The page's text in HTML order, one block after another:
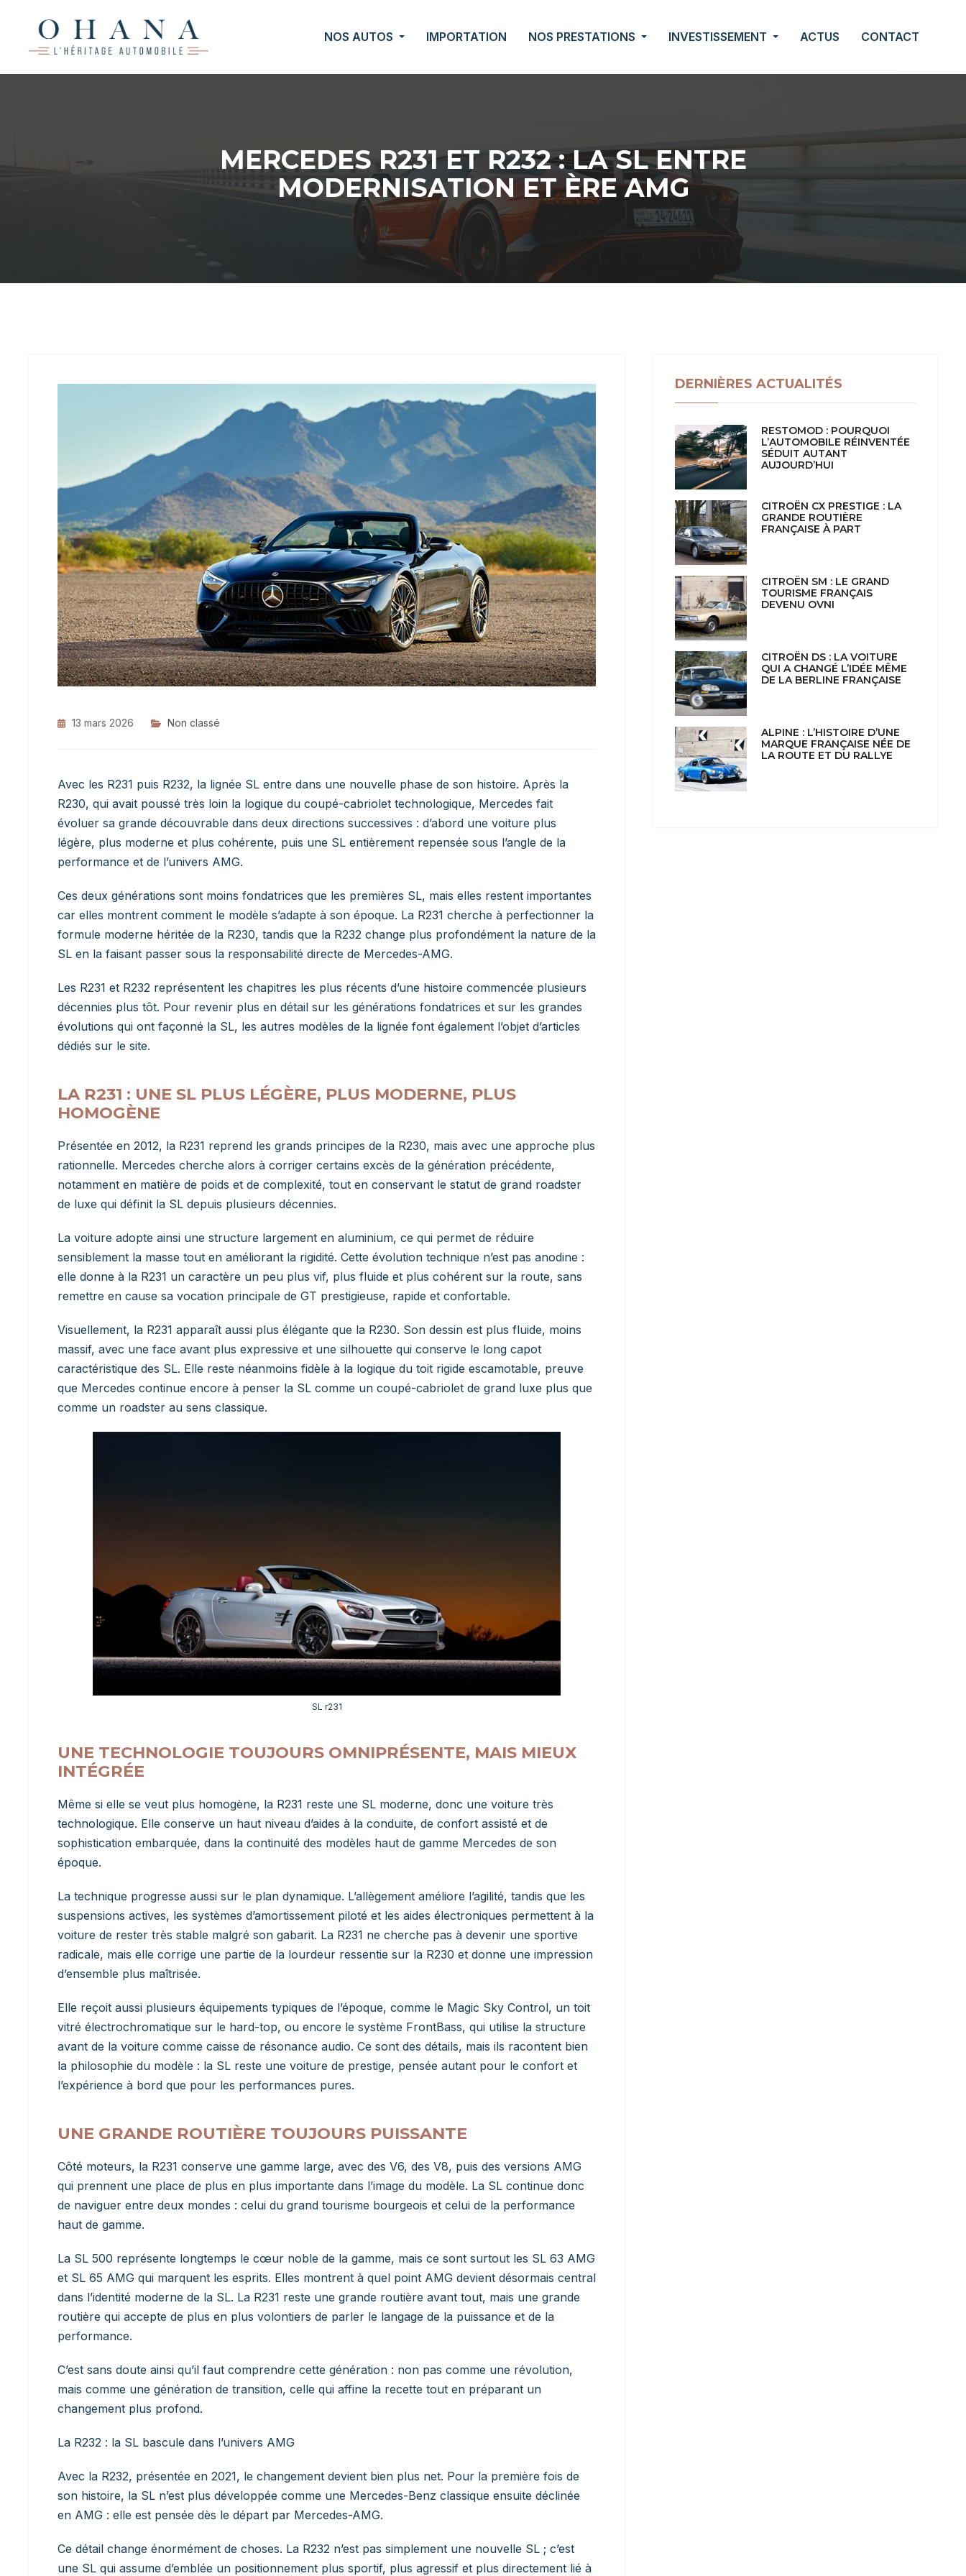
NOS AUTOS IMPORTATION NOS PRESTATIONS INVESTISSEMENT ACTUS CONTACT
MERCEDES R231 ET R232 : LA SL ENTRE
MODERNISATION ET ÈRE AMG
13 mars 2026 Non classé
Avec les R231 puis R232, la lignée SL entre dans une nouvelle phase de son histoire. Après la
R230, qui avait poussé très loin la logique du coupé-cabriolet technologique, Mercedes fait
évoluer sa grande découvrable dans deux directions successives : d’abord une voiture plus
légère, plus moderne et plus cohérente, puis une SL entièrement repensée sous l’angle de la
performance et de l’univers AMG.
Ces deux générations sont moins fondatrices que les premières SL, mais elles restent importantes
car elles montrent comment le modèle s’adapte à son époque. La R231 cherche à perfectionner la
formule moderne héritée de la R230, tandis que la R232 change plus profondément la nature de la
SL en la faisant passer sous la responsabilité directe de Mercedes-AMG.
Les R231 et R232 représentent les chapitres les plus récents d’une histoire commencée plusieurs
décennies plus tôt. Pour revenir plus en détail sur les générations fondatrices et sur les grandes
évolutions qui ont façonné la SL, les autres modèles de la lignée font également l’objet d’articles
dédiés sur le site.
LA R231 : UNE SL PLUS LÉGÈRE, PLUS MODERNE, PLUS
HOMOGÈNE
Présentée en 2012, la R231 reprend les grands principes de la R230, mais avec une approche plus
rationnelle. Mercedes cherche alors à corriger certains excès de la génération précédente,
notamment en matière de poids et de complexité, tout en conservant le statut de grand roadster
de luxe qui définit la SL depuis plusieurs décennies.
La voiture adopte ainsi une structure largement en aluminium, ce qui permet de réduire
sensiblement la masse tout en améliorant la rigidité. Cette évolution technique n’est pas anodine :
elle donne à la R231 un caractère un peu plus vif, plus fluide et plus cohérent sur la route, sans
remettre en cause sa vocation principale de GT prestigieuse, rapide et confortable.
Visuellement, la R231 apparaît aussi plus élégante que la R230. Son dessin est plus fluide, moins
massif, avec une face avant plus expressive et une silhouette qui conserve le long capot
caractéristique des SL. Elle reste néanmoins fidèle à la logique du toit rigide escamotable, preuve
que Mercedes continue encore à penser la SL comme un coupé-cabriolet de grand luxe plus que
comme un roadster au sens classique.
SL r231
UNE TECHNOLOGIE TOUJOURS OMNIPRÉSENTE, MAIS MIEUX
INTÉGRÉE
Même si elle se veut plus homogène, la R231 reste une SL moderne, donc une voiture très
technologique. Elle conserve un haut niveau d’aides à la conduite, de confort assisté et de
sophistication embarquée, dans la continuité des modèles haut de gamme Mercedes de son
époque.
La technique progresse aussi sur le plan dynamique. L’allègement améliore l’agilité, tandis que les
suspensions actives, les systèmes d’amortissement piloté et les aides électroniques permettent à la
voiture de rester très stable malgré son gabarit. La R231 ne cherche pas à devenir une sportive
radicale, mais elle corrige une partie de la lourdeur ressentie sur la R230 et donne une impression
d’ensemble plus maîtrisée.
Elle reçoit aussi plusieurs équipements typiques de l’époque, comme le Magic Sky Control, un toit
vitré électrochromatique sur le hard-top, ou encore le système FrontBass, qui utilise la structure
avant de la voiture comme caisse de résonance audio. Ce sont des détails, mais ils racontent bien
la philosophie du modèle : la SL reste une voiture de prestige, pensée autant pour le confort et
l’expérience à bord que pour les performances pures.
UNE GRANDE ROUTIÈRE TOUJOURS PUISSANTE
Côté moteurs, la R231 conserve une gamme large, avec des V6, des V8, puis des versions AMG
qui prennent une place de plus en plus importante dans l’image du modèle. La SL continue donc
de naviguer entre deux mondes : celui du grand tourisme bourgeois et celui de la performance
haut de gamme.
La SL 500 représente longtemps le cœur noble de la gamme, mais ce sont surtout les SL 63 AMG
et SL 65 AMG qui marquent les esprits. Elles montrent à quel point AMG devient désormais central
dans l’identité moderne de la SL. La R231 reste une grande routière avant tout, mais une grande
routière qui accepte de plus en plus volontiers de parler le langage de la puissance et de la
performance.
C’est sans doute ainsi qu’il faut comprendre cette génération : non pas comme une révolution,
mais comme une génération de transition, celle qui affine la recette tout en préparant un
changement plus profond.
La R232 : la SL bascule dans l’univers AMG
Avec la R232, présentée en 2021, le changement devient bien plus net. Pour la première fois de
son histoire, la SL n’est plus développée comme une Mercedes-Benz classique ensuite déclinée
en AMG : elle est pensée dès le départ par Mercedes-AMG.
Ce détail change énormément de choses. La R232 n’est pas simplement une nouvelle SL ; c’est
une SL qui assume d’emblée un positionnement plus sportif, plus agressif et plus directement lié à
DERNIÈRES ACTUALITÉS
RESTOMOD : POURQUOI
L’AUTOMOBILE RÉINVENTÉE
SÉDUIT AUTANT
AUJOURD’HUI
CITROËN CX PRESTIGE : LA
GRANDE ROUTIÈRE
FRANÇAISE À PART
CITROËN SM : LE GRAND
TOURISME FRANÇAIS
DEVENU OVNI
CITROËN DS : LA VOITURE
QUI A CHANGÉ L’IDÉE MÊME
DE LA BERLINE FRANÇAISE
ALPINE : L’HISTOIRE D’UNE
MARQUE FRANÇAISE NÉE DE
LA ROUTE ET DU RALLYE